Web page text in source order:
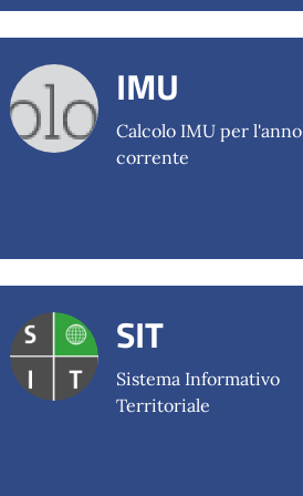
IMU
Calcolo IMU per l'anno
corrente
SIT
Sistema Informativo
Territoriale